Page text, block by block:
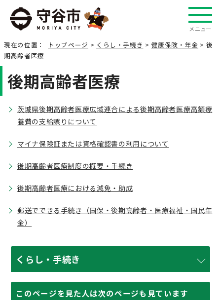
メニュー
現在の位置： トップページ > くらし・手続き >健康保険・年金 > 後
期高齢者医療
後期高齢者医療
茨城県後期高齢者医療広域連合による後期高齢者医療高額療
養費の支給誤りについて
マイナ保険証または資格確認書の利用について
後期高齢者医療制度の概要・手続き
後期高齢者医療における減免・助成
郵送でできる手続き（国保・後期高齢者・医療福祉・国民年
金）
くらし・手続き
このページを見た人は次のページも見ています